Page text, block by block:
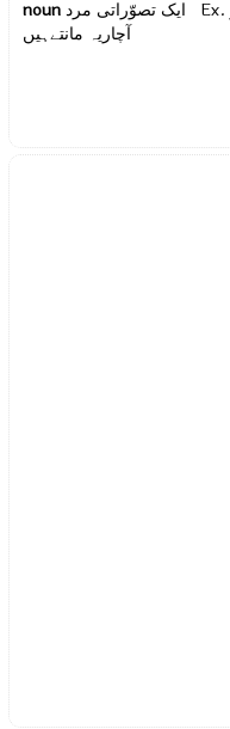
noun ایک تصوّراتی مرد Ex.
آچاریہ مانتےہیں